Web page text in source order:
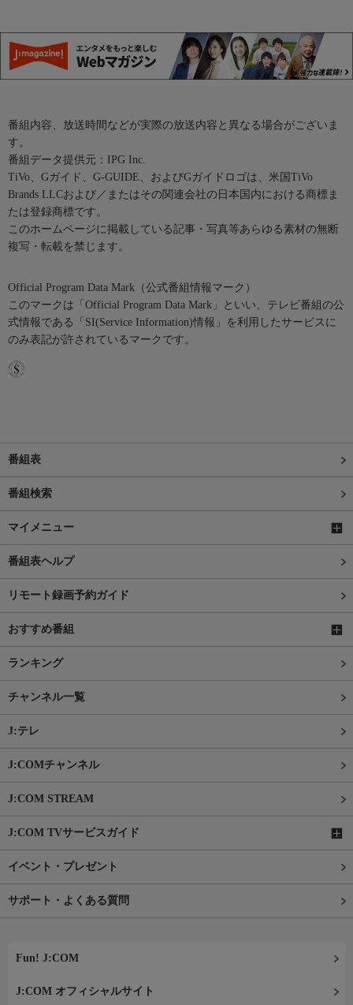
番組内容、放送時間などが実際の放送内容と異なる場合がございま
す。
番組データ提供元：IPG Inc.
TiVo、Gガイド、G-GUIDE、およびGガイドロゴは、米国TiVo
Brands LLCおよび／またはその関連会社の日本国内における商標ま
たは登録商標です。
このホームページに掲載している記事・写真等あらゆる素材の無断
複写・転載を禁じます。
Official Program Data Mark（公式番組情報マーク）
このマークは「Official Program Data Mark」といい、テレビ番組の公
式情報である「SI(Service Information)情報」を利用したサービスに
のみ表記が許されているマークです。
番組表
番組検索
マイメニュー
番組表ヘルプ
リモート録画予約ガイド
おすすめ番組
ランキング
チャンネル一覧
J:テレ
J:COMチャンネル
J:COM STREAM
J:COM TVサービスガイド
イベント・プレゼント
サポート・よくある質問
Fun! J:COM
J:COM オフィシャルサイト